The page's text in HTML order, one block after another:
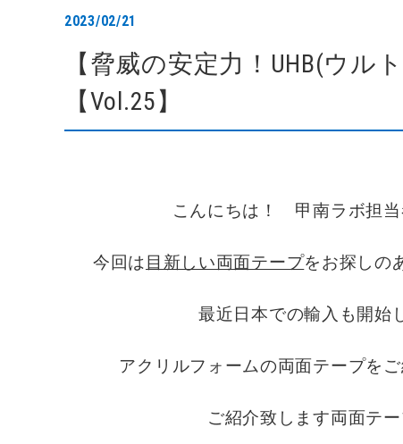
2023/02/21
【脅威の安定力！UHB(ウル
【Vol.25】
こんにちは！ 甲南ラボ担当
今回は 目新しい両面テープをお探しの
最近日本での輸入も開始
アクリルフォームの両面テープをご
ご紹介致します両面テ